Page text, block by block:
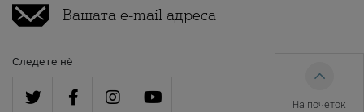
Следете нè
На почеток